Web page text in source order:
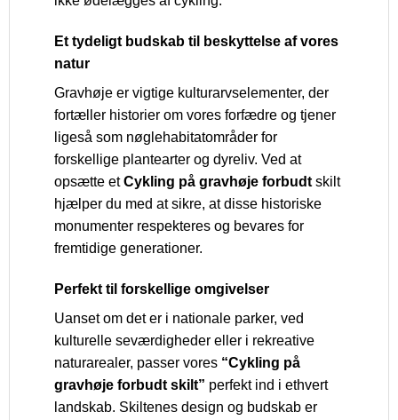
Et tydeligt budskab til beskyttelse af vores
natur
Gravhøje er vigtige kulturarvselementer, der
fortæller historier om vores forfædre og tjener
ligeså som nøglehabitatområder for
forskellige plantearter og dyreliv. Ved at
opsætte etCykling på gravhøje forbudt skilt
hjælper du med at sikre, at disse historiske
monumenter respekteres og bevares for
fremtidige generationer.
Perfekt til forskellige omgivelser
Uanset om det er i nationale parker, ved
kulturelle seværdigheder eller i rekreative
naturarealer, passer vores “Cykling på
gravhøje forbudt skilt” perfekt ind i ethvert
landskab. Skiltenes design og budskab er